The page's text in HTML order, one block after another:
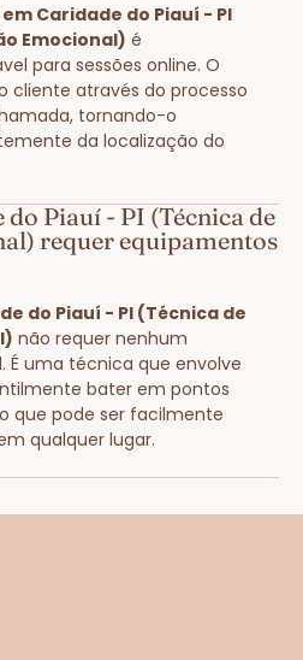
em Caridade do Piauí - PI
Emocional) é
para sessões online. O
cliente através do processo
tornando-o
da localização do
do Piauí - PI (Técnica de
requer equipamentos
do Piauí - PI (Técnica de
não requer nenhum
É uma técnica que envolve
bater em pontos
que pode ser facilmente
qualquer lugar.